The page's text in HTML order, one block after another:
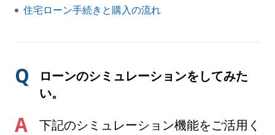
住宅ローン手続きと購入の流れ
ローンのシミュレーションをしてみた
い。
下記のシミュレーション機能をご活用く